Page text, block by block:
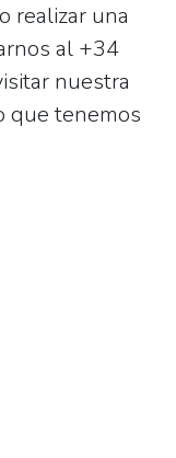
realizar una
al +34
nuestra
que tenemos